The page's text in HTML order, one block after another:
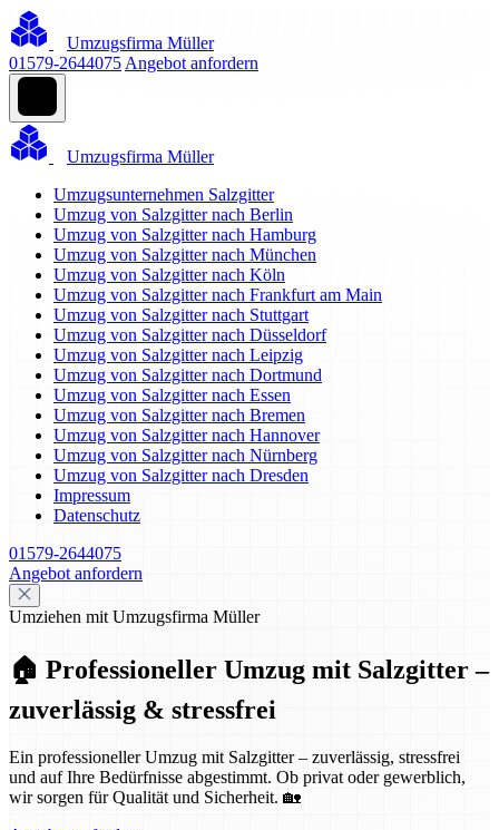
Umzugsfirma Müller
01579-2644075 Angebot anfordern
Umzugsfirma Müller
Umzugsunternehmen Salzgitter
Umzug von Salzgitter nach Berlin
Umzug von Salzgitter nach Hamburg
Umzug von Salzgitter nach München
Umzug von Salzgitter nach Köln
Umzug von Salzgitter nach Frankfurt am Main
Umzug von Salzgitter nach Stuttgart
Umzug von Salzgitter nach Düsseldorf
Umzug von Salzgitter nach Leipzig
Umzug von Salzgitter nach Dortmund
Umzug von Salzgitter nach Essen
Umzug von Salzgitter nach Bremen
Umzug von Salzgitter nach Hannover
Umzug von Salzgitter nach Nürnberg
Umzug von Salzgitter nach Dresden
Impressum
Datenschutz
01579-2644075
Angebot anfordern
Umziehen mit Umzugsfirma Müller
🏠 Professioneller Umzug mit Salzgitter –
zuverlässig & stressfrei
Ein professioneller Umzug mit Salzgitter – zuverlässig, stressfrei
und auf Ihre Bedürfnisse abgestimmt. Ob privat oder gewerblich,
wir sorgen für Qualität und Sicherheit. 🏡